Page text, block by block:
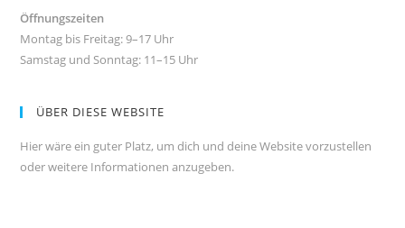
Öffnungszeiten
Montag bis Freitag: 9–17 Uhr
Samstag und Sonntag: 11–15 Uhr
ÜBER DIESE WEBSITE
Hier wäre ein guter Platz, um dich und deine Website vorzustellen
oder weitere Informationen anzugeben.